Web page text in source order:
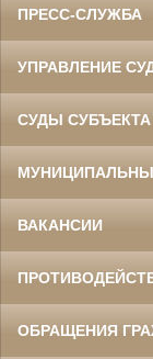
ПРЕСС-СЛУЖБА
УПРАВЛЕНИЕ
СУДЫ
ВАКАНСИИ
ОБРАЩЕНИЯ